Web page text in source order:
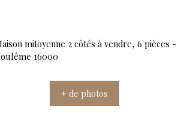
+ de photos